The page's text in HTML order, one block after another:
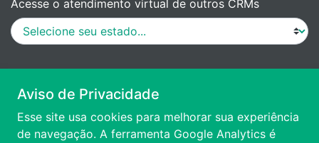
Aviso de Privacidade
Esse site usa cookies para melhorar sua experiência
de navegação. A ferramenta Google Analytics é
Acesse o atendimento virtual de outros CRMs
VÍDEO DE APRESENTAÇÃO